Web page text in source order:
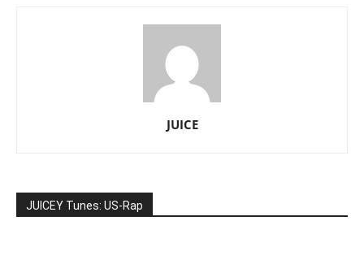
JUICE
JUICEY Tunes: US-Rap